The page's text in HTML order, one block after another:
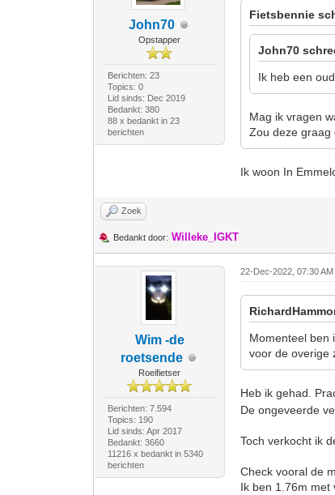
John70
Opstapper
Berichten: 23
Topics: 0
Lid sinds: Dec 2019
Bedankt: 380
88 x bedankt in 23
berichten
Fietsbennie
John70
Ik heb een
Mag ik vragen
Zou deze graag
Ik woon In
Zoek
Bedankt door: Willeke_IGKT
Wim -de
roetsende
Roeifietser
Berichten: 7.594
Topics: 190
Lid sinds: Apr 2017
Bedankt: 3660
11216 x bedankt in 5340
berichten
22-Dec-2022, 07:30
Momenteel ben
voor de overige
Heb ik gehad.
De ongeveerde
Toch verkocht ik
Check vooral de
Ik ben 1.76m